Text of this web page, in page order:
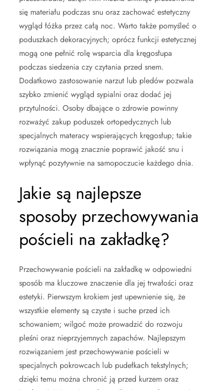
się materiału podczas snu oraz zachować estetyczny
wygląd łóżka przez całą noc. Warto także pomyśleć o
poduszkach dekoracyjnych; oprócz funkcji estetycznej
mogą one pełnić rolę wsparcia dla kręgosłupa
podczas siedzenia czy czytania przed snem.
Dodatkowo zastosowanie narzut lub pledów pozwala
szybko zmienić wygląd sypialni oraz dodać jej
przytulności. Osoby dbające o zdrowie powinny
rozważyć zakup poduszek ortopedycznych lub
specjalnych materacy wspierających kręgosłup; takie
rozwiązania mogą znacznie poprawić jakość snu i
wpłynąć pozytywnie na samopoczucie każdego dnia.
Jakie są najlepsze
sposoby przechowywania
pościeli na zakładkę?
Przechowywanie pościeli na zakładkę w odpowiedni
sposób ma kluczowe znaczenie dla jej trwałości oraz
estetyki. Pierwszym krokiem jest upewnienie się, że
wszystkie elementy są czyste i suche przed ich
schowaniem; wilgoć może prowadzić do rozwoju
pleśni oraz nieprzyjemnych zapachów. Najlepszym
rozwiązaniem jest przechowywanie pościeli w
specjalnych pokrowcach lub pudełkach tekstylnych;
dzięki temu można chronić ją przed kurzem oraz